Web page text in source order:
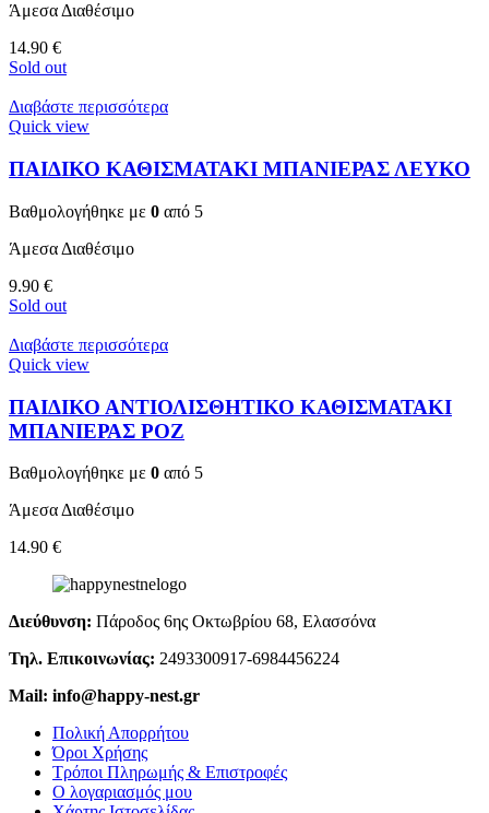
Άμεσα Διαθέσιμο
14.90 €
Sold out
Διαβάστε περισσότερα
Quick view
ΠΑΙΔΙΚΟ ΚΑΘΙΣΜΑΤΑΚΙ ΜΠΑΝΙΕΡΑΣ ΛΕΥΚΟ
Βαθμολογήθηκε με 0 από 5
Άμεσα Διαθέσιμο
9.90 €
Sold out
Διαβάστε περισσότερα
Quick view
ΠΑΙΔΙΚΟ ΑΝΤΙΟΛΙΣΘΗΤΙΚΟ ΚΑΘΙΣΜΑΤΑΚΙ
ΜΠΑΝΙΕΡΑΣ ΡΟΖ
Βαθμολογήθηκε με 0 από 5
Άμεσα Διαθέσιμο
14.90 €
Διεύθυνση: Πάροδος 6ης Οκτωβρίου 68, Ελασσόνα
Τηλ. Επικοινωνίας: 2493300917-6984456224
Mail: info@happy-nest.gr
Πολική Απορρήτου
Όροι Χρήσης
Τρόποι Πληρωμής & Επιστροφές
Ο λογαριασμός μου